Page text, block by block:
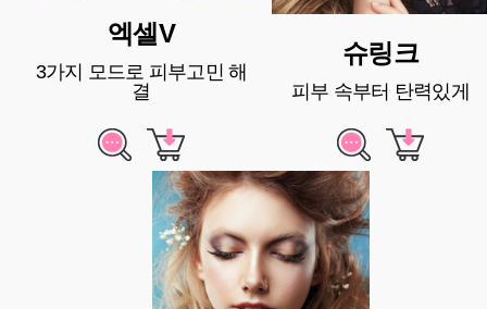
엑셀V
3가지 모드로 피부고민 해
결
슈링크
피부 속부터 탄력있게